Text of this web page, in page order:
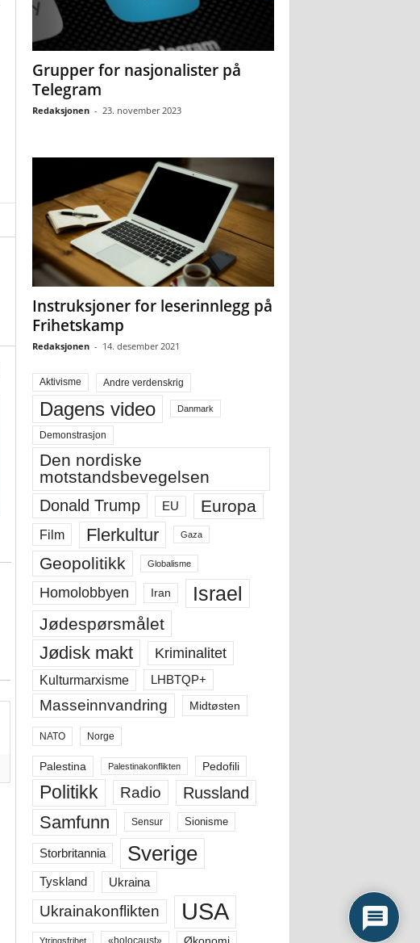
Grupper for nasjonalister på
Telegram
Redaksjonen - 23. november 2023
Instruksjoner for leserinnlegg på
Frihetskamp
Redaksjonen - 14. desember 2021
Aktivisme Andre verdenskrig
Dagens video Danmark
Demonstrasjon
Den nordiske
motstandsbevegelsen
Donald Trump EU Europa
Film Flerkultur Gaza
Geopolitikk Globalisme
Homolobbyen Iran Israel
Jødespørsmålet
Jødisk makt Kriminalitet
Kulturmarxisme LHBTQP+
Masseinnvandring Midtøsten
NATO Norge
Palestina Palestinakonflikten Pedofili
Politikk Radio Russland
Samfunn Sensur Sionisme
Storbritannia Sverige
Tyskland Ukraina
Ukrainakonflikten USA
Ytringsfrihet